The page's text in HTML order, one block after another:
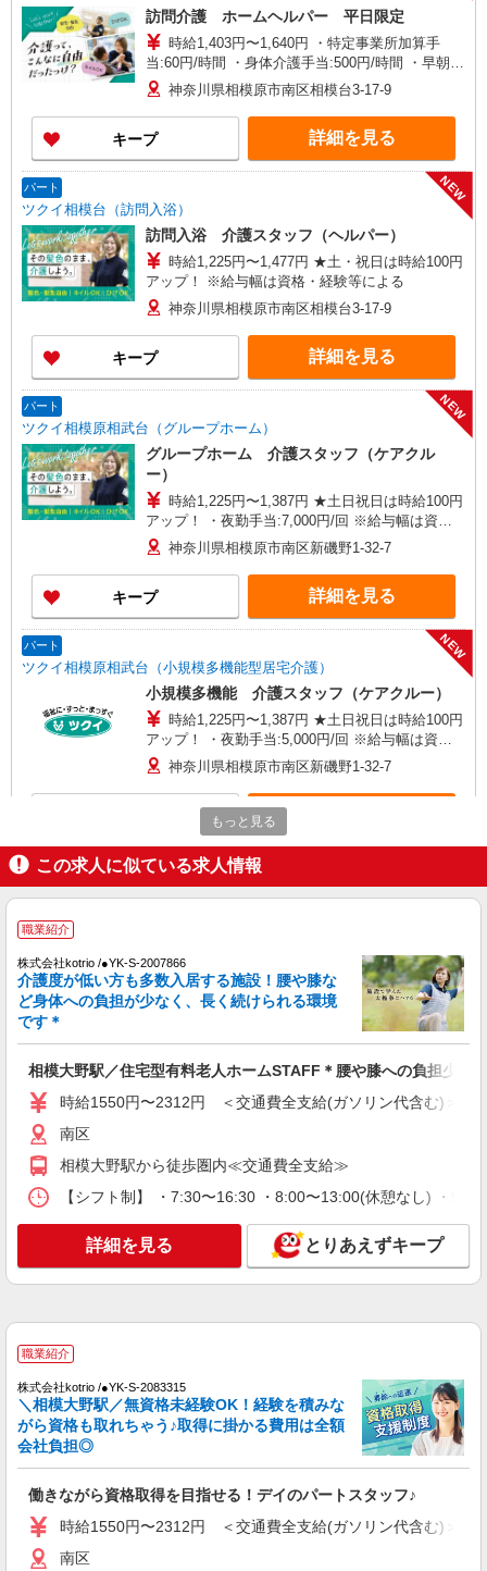
訪問介護 ホームヘルパー 平日限定
時給1,403円〜1,640円 ・特定事業所加算手
当:60円/時間 ・身体介護手当:500円/時間 ・早朝夜
間深夜手当:300円/時間 （18:00〜翌07:59の時間
帯） ・ICT手当:2,000円/月 ・深夜割増は別途支給
・ケア→ケアの移動時間も賃金（時給）を支給 ※
給与幅は資格・経験等による
神奈川県相模原市南区相模台3-17-9
キープ 詳細を見る
パート
ツクイ相模台（訪問入浴）
NEW
訪問入浴 介護スタッフ（ヘルパー）
時給1,225円〜1,477円 ★土・祝日は時給100円
アップ！ ※給与幅は資格・経験等による
神奈川県相模原市南区相模台3-17-9
キープ 詳細を見る
パート
ツクイ相模原相武台（グループホーム）
NEW
グループホーム 介護スタッフ（ケアクル
ー）
時給1,225円〜1,387円 ★土日祝日は時給100円
アップ！ ・夜勤手当:7,000円/回 ※給与幅は資
格・経験等による
神奈川県相模原市南区新磯野1-32-7
キープ 詳細を見る
パート
ツクイ相模原相武台（小規模多機能型居宅介護）
NEW
小規模多機能 介護スタッフ（ケアクルー）
時給1,225円〜1,387円 ★土日祝日は時給100円
アップ！ ・夜勤手当:5,000円/回 ※給与幅は資
格・経験等による
神奈川県相模原市南区新磯野1-32-7
パート
パナソニック エイジフリーハウス相模大野 看護小規模多機能
時給1,371円〜1,549円 ※経験・能力・資格等
による 社会福祉士・介護福祉士 時給1,549円 その
他資格 時給1,371円 ※一律処遇改善加算含む 〇時
間外勤務手当 〇土日祝勤務手当 〇夜勤手当 〇深
パナソニック エイジフリーハウス相模大野 神
奈川県相模原市南区相模大野5丁目29番6号
キープ 詳細を見る
正社員
パナソニック エイジフリーハウス相模大野 看護小規模多機能
介護職／サ高住／小規模多機能／正社員／夜勤
は月4〜5回
力・資格等による 初任者研修 月給 24万7,450円
実務者研修 月給 25万1,160円 介護福祉士 月給 26
パナソニック エイジフリーハウス相模大野 神
奈川県相模原市南区相模大野5丁目29番6号
パート
パナソニック エイジフリーハウス相模大野 看護小規模多機能
サ高住小規模多機能／介護職／日勤のみ
時給1,282円〜1,346円 ※経験・能力・資格等
他資格 時給1,282円 ※一律処遇改善加算含む 〇時
間外勤務手当 〇土日祝勤務手当 〇夜勤手当 〇深
夜勤務手当 〇年末年始勤務手当 〇早朝7:00〜
パナソニック エイジフリーハウス相模大野 神
奈川県相模原市南区相模大野5丁目29番6号
もっと見る
この求人に似ている求人情報
職業紹介
株式会社kotrio /●YK-S-2007866
介護度が低い方も多数入居する施設！腰や膝な
ど身体への負担が少なく、長く続けられる環境
です＊
相模大野駅／住宅型有料老人ホームSTAFF＊腰や膝への負担少な
時給1550円〜2312円 ＜交通費全支給(ガソリン代含む)＞
南区
相模大野駅から徒歩圏内≪交通費全支給≫
【シフト制】 ・7:30〜16:30 ・8:00〜13:00(休憩なし) ・
詳細を見る とりあえずキープ
職業紹介
株式会社kotrio /●YK-S-2083315
＼相模大野駅／無資格未経験OK！経験を積みな
がら資格も取れちゃう♪取得に掛かる費用は全額
会社負担◎
働きながら資格取得を目指せる！デイのパートスタッフ♪
時給1550円〜2312円 ＜交通費全支給(ガソリン代含む)＞
南区